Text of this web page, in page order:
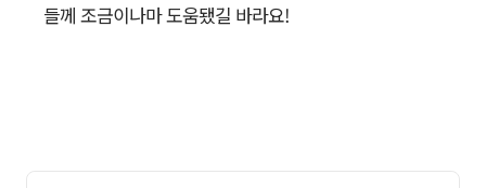
들께 조금이나마 도움됐길 바라요!